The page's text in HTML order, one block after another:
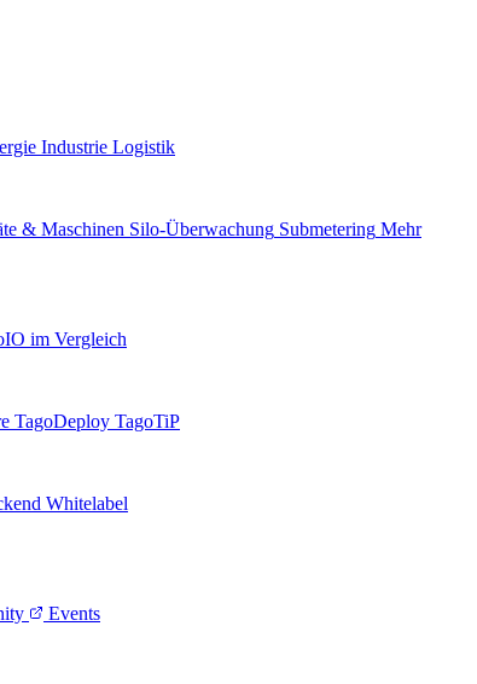
Industrie Logistik
& Maschinen Silo-Überwachung Submetering Mehr
im Vergleich
TagoDeploy TagoTiP
Whitelabel
Events